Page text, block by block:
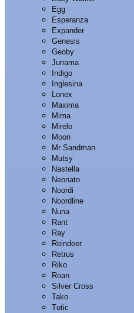
Egg
Esperanza
Expander
Genesis
Geoby
Junama
Indigo
Inglesina
Lonex
Maxima
Mima
Mirelo
Moon
Mr Sandman
Mutsy
Nastella
Neonato
Noordi
Noordline
Nuna
Rant
Ray
Reindeer
Retrus
Riko
Roan
Silver Cross
Tako
Tutic